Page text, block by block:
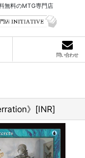
無料のMTG専門店
問い合わせ
》[INR]